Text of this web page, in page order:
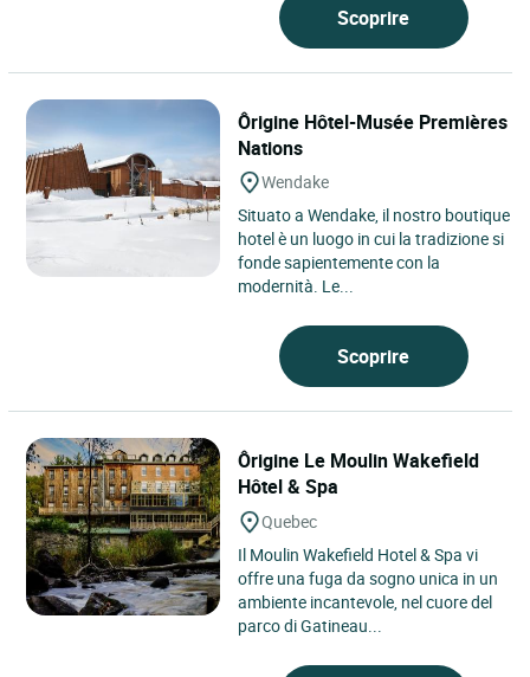
Scoprire
Ôrigine Hôtel-Musée Premières
Nations
Wendake
Situato a Wendake, il nostro boutique
hotel è un luogo in cui la tradizione si
fonde sapientemente con la
modernità. Le...
Scoprire
Ôrigine Le Moulin Wakefield
Hôtel & Spa
Quebec
Il Moulin Wakefield Hotel & Spa vi
offre una fuga da sogno unica in un
ambiente incantevole, nel cuore del
parco di Gatineau...